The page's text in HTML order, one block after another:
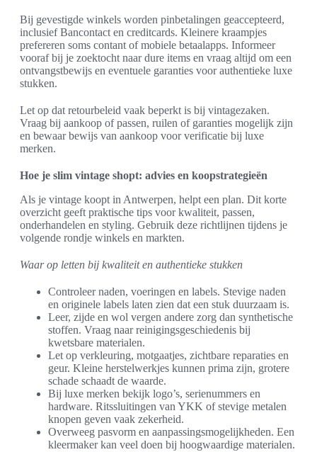
Bij gevestigde winkels worden pinbetalingen geaccepteerd,
inclusief Bancontact en creditcards. Kleinere kraampjes
prefereren soms contant of mobiele betaalapps. Informeer
vooraf bij je zoektocht naar dure items en vraag altijd om een
ontvangstbewijs en eventuele garanties voor authentieke luxe
stukken.
Let op dat retourbeleid vaak beperkt is bij vintagezaken.
Vraag bij aankoop of passen, ruilen of garanties mogelijk zijn
en bewaar bewijs van aankoop voor verificatie bij luxe
merken.
Hoe je slim vintage shopt: advies en koopstrategieën
Als je vintage koopt in Antwerpen, helpt een plan. Dit korte
overzicht geeft praktische tips voor kwaliteit, passen,
onderhandelen en styling. Gebruik deze richtlijnen tijdens je
volgende rondje winkels en markten.
Waar op letten bij kwaliteit en authentieke stukken
Controleer naden, voeringen en labels. Stevige naden
en originele labels laten zien dat een stuk duurzaam is.
Leer, zijde en wol vergen andere zorg dan synthetische
stoffen. Vraag naar reinigingsgeschiedenis bij
kwetsbare materialen.
Let op verkleuring, motgaatjes, zichtbare reparaties en
geur. Kleine herstelwerkjes kunnen prima zijn, grotere
schade schaadt de waarde.
Bij luxe merken bekijk logo’s, serienummers en
hardware. Ritssluitingen van YKK of stevige metalen
knopen geven vaak zekerheid.
Overweeg pasvorm en aanpassingsmogelijkheden. Een
kleermaker kan veel doen bij hoogwaardige materialen.